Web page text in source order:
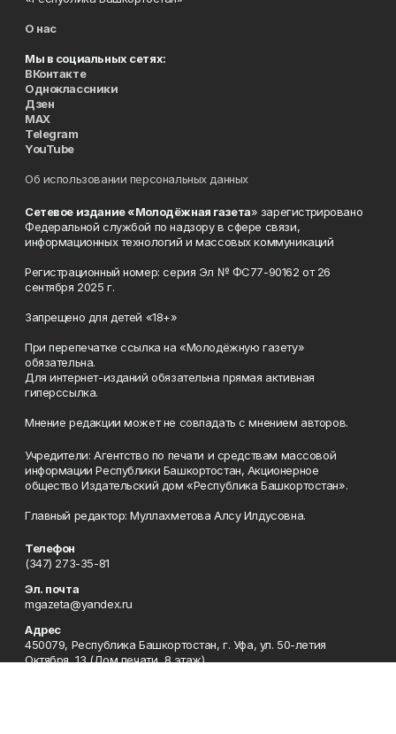
О нас
Мы в социальных сетях:
ВКонтакте
Одноклассники
Дзен
MAX
Telegram
YouTube
Об использовании персональных данных
Сетевое издание «Молодёжная газета» зарегистрировано
Федеральной службой по надзору в сфере связи,
информационных технологий и массовых коммуникаций
Регистрационный номер: серия Эл № ФС77-90162 от 26
сентября 2025 г.
Запрещено для детей «18+»
При перепечатке ссылка на «Молодёжную газету»
обязательна.
Для интернет-изданий обязательна прямая активная
гиперссылка.
Мнение редакции может не совпадать с мнением авторов.
Учредители: Агентство по печати и средствам массовой
информации Республики Башкортостан, Акционерное
общество Издательский дом «Республика Башкортостан».
Главный редактор: Муллахметова Алсу Илдусовна.
Телефон
(347) 273-35-81
Эл. почта
mgazeta@yandex.ru
Адрес
450079, Республика Башкортостан, г. Уфа, ул. 50-летия
Октября, 13 (Дом печати, 8 этаж)